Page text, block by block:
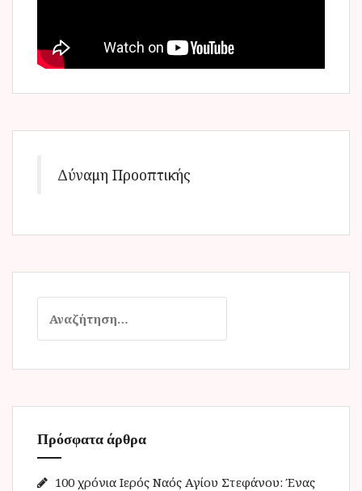
Δύναμη Προοπτικής
α
τ
σ
η
γ
Πρόσφατα άρθρα
100 χρόνια Ιερός Ναός Αγίου Στεφάνου: Ένας